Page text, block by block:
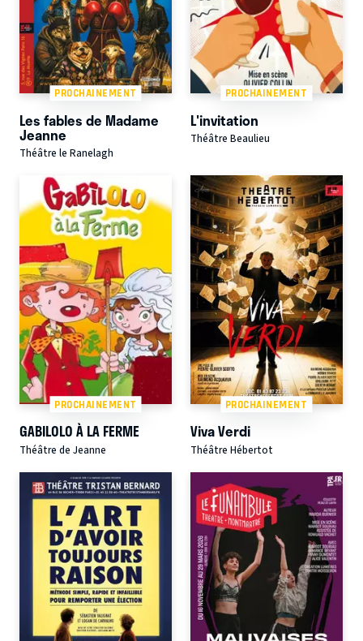
PROCHAINEMENT
Les fables de Madame
Jeanne
Théâtre le Ranelagh
PROCHAINEMENT
L'invitation
Théâtre Beaulieu
PROCHAINEMENT
GABILOLO À LA FERME
Théâtre de Jeanne
PROCHAINEMENT
Viva Verdi
Théâtre Hébertot